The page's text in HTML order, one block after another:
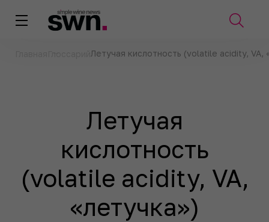
Летучая кислотность (volatile acidity, VA,
Летучая
кислотность
(volatile acidity, VA,
«летучка»)